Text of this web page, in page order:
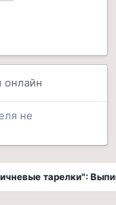
онлайн
не
тарелки":